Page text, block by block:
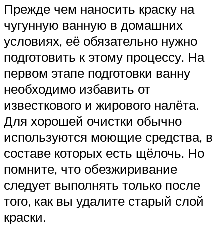
Прежде чем наносить краску на
чугунную ванную в домашних
условиях, её обязательно нужно
подготовить к этому процессу. На
первом этапе подготовки ванну
необходимо избавить от
известкового и жирового налёта.
Для хорошей очистки обычно
используются моющие средства, в
составе которых есть щёлочь. Но
помните, что обезжиривание
следует выполнять только после
того, как вы удалите старый слой
краски.